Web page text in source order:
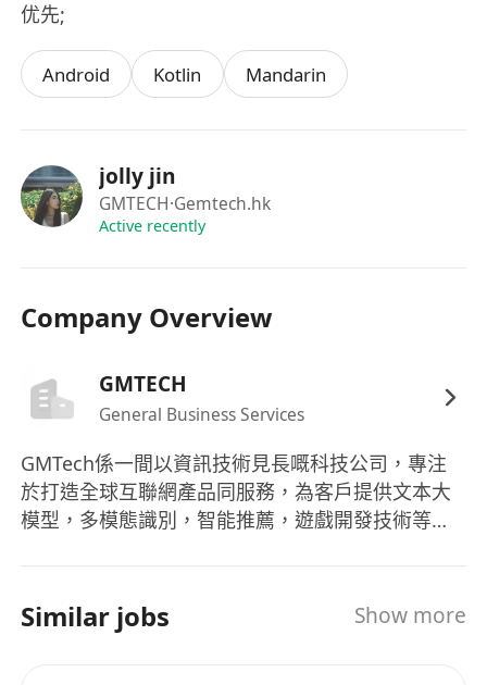
优先;
Android Kotlin Mandarin
jolly jin
GMTECH·Gemtech.hk
Active recently
Company Overview
GMTECH
General Business Services
GMTech係一間以資訊技術見長嘅科技公司，專注
於打造全球互聯網產品同服務，為客戶提供文本大
模型，多模態識別，智能推薦，遊戲開發技術等支
Similar jobs Show more